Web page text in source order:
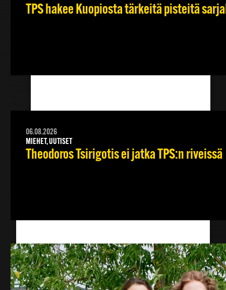
TPS hakee Kuopiosta tärkeitä pisteitä
06.08.2026
MIEHET, UUTISET
Theodoros Tsirigotis ei jatka TPS:n riveissä